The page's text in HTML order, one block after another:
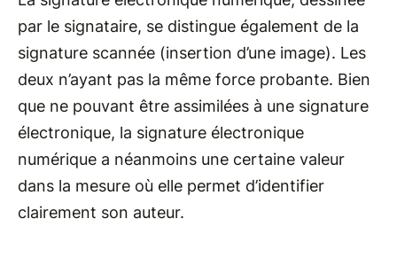
par le signataire, se distingue également de la
signature scannée (insertion d’une image). Les
deux n’ayant pas la même force probante. Bien
que ne pouvant être assimilées à une signature
électronique, la signature électronique
numérique a néanmoins une certaine valeur
dans la mesure où elle permet d’identifier
clairement son auteur.